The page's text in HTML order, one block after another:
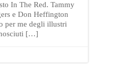
In The Red. Tammy
e Don Heffington
per me degli illustri
[…]